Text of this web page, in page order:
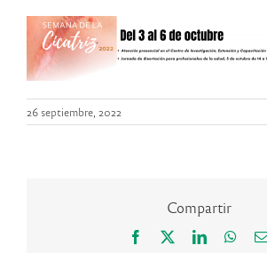
26 septiembre, 2022
Compartir
Facebook LinkedIn